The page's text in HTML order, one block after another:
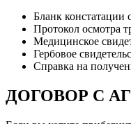
Бланк констатации
Протокол осмотра
Медицинское
Гербовое
Справка на
ДОГОВОР С